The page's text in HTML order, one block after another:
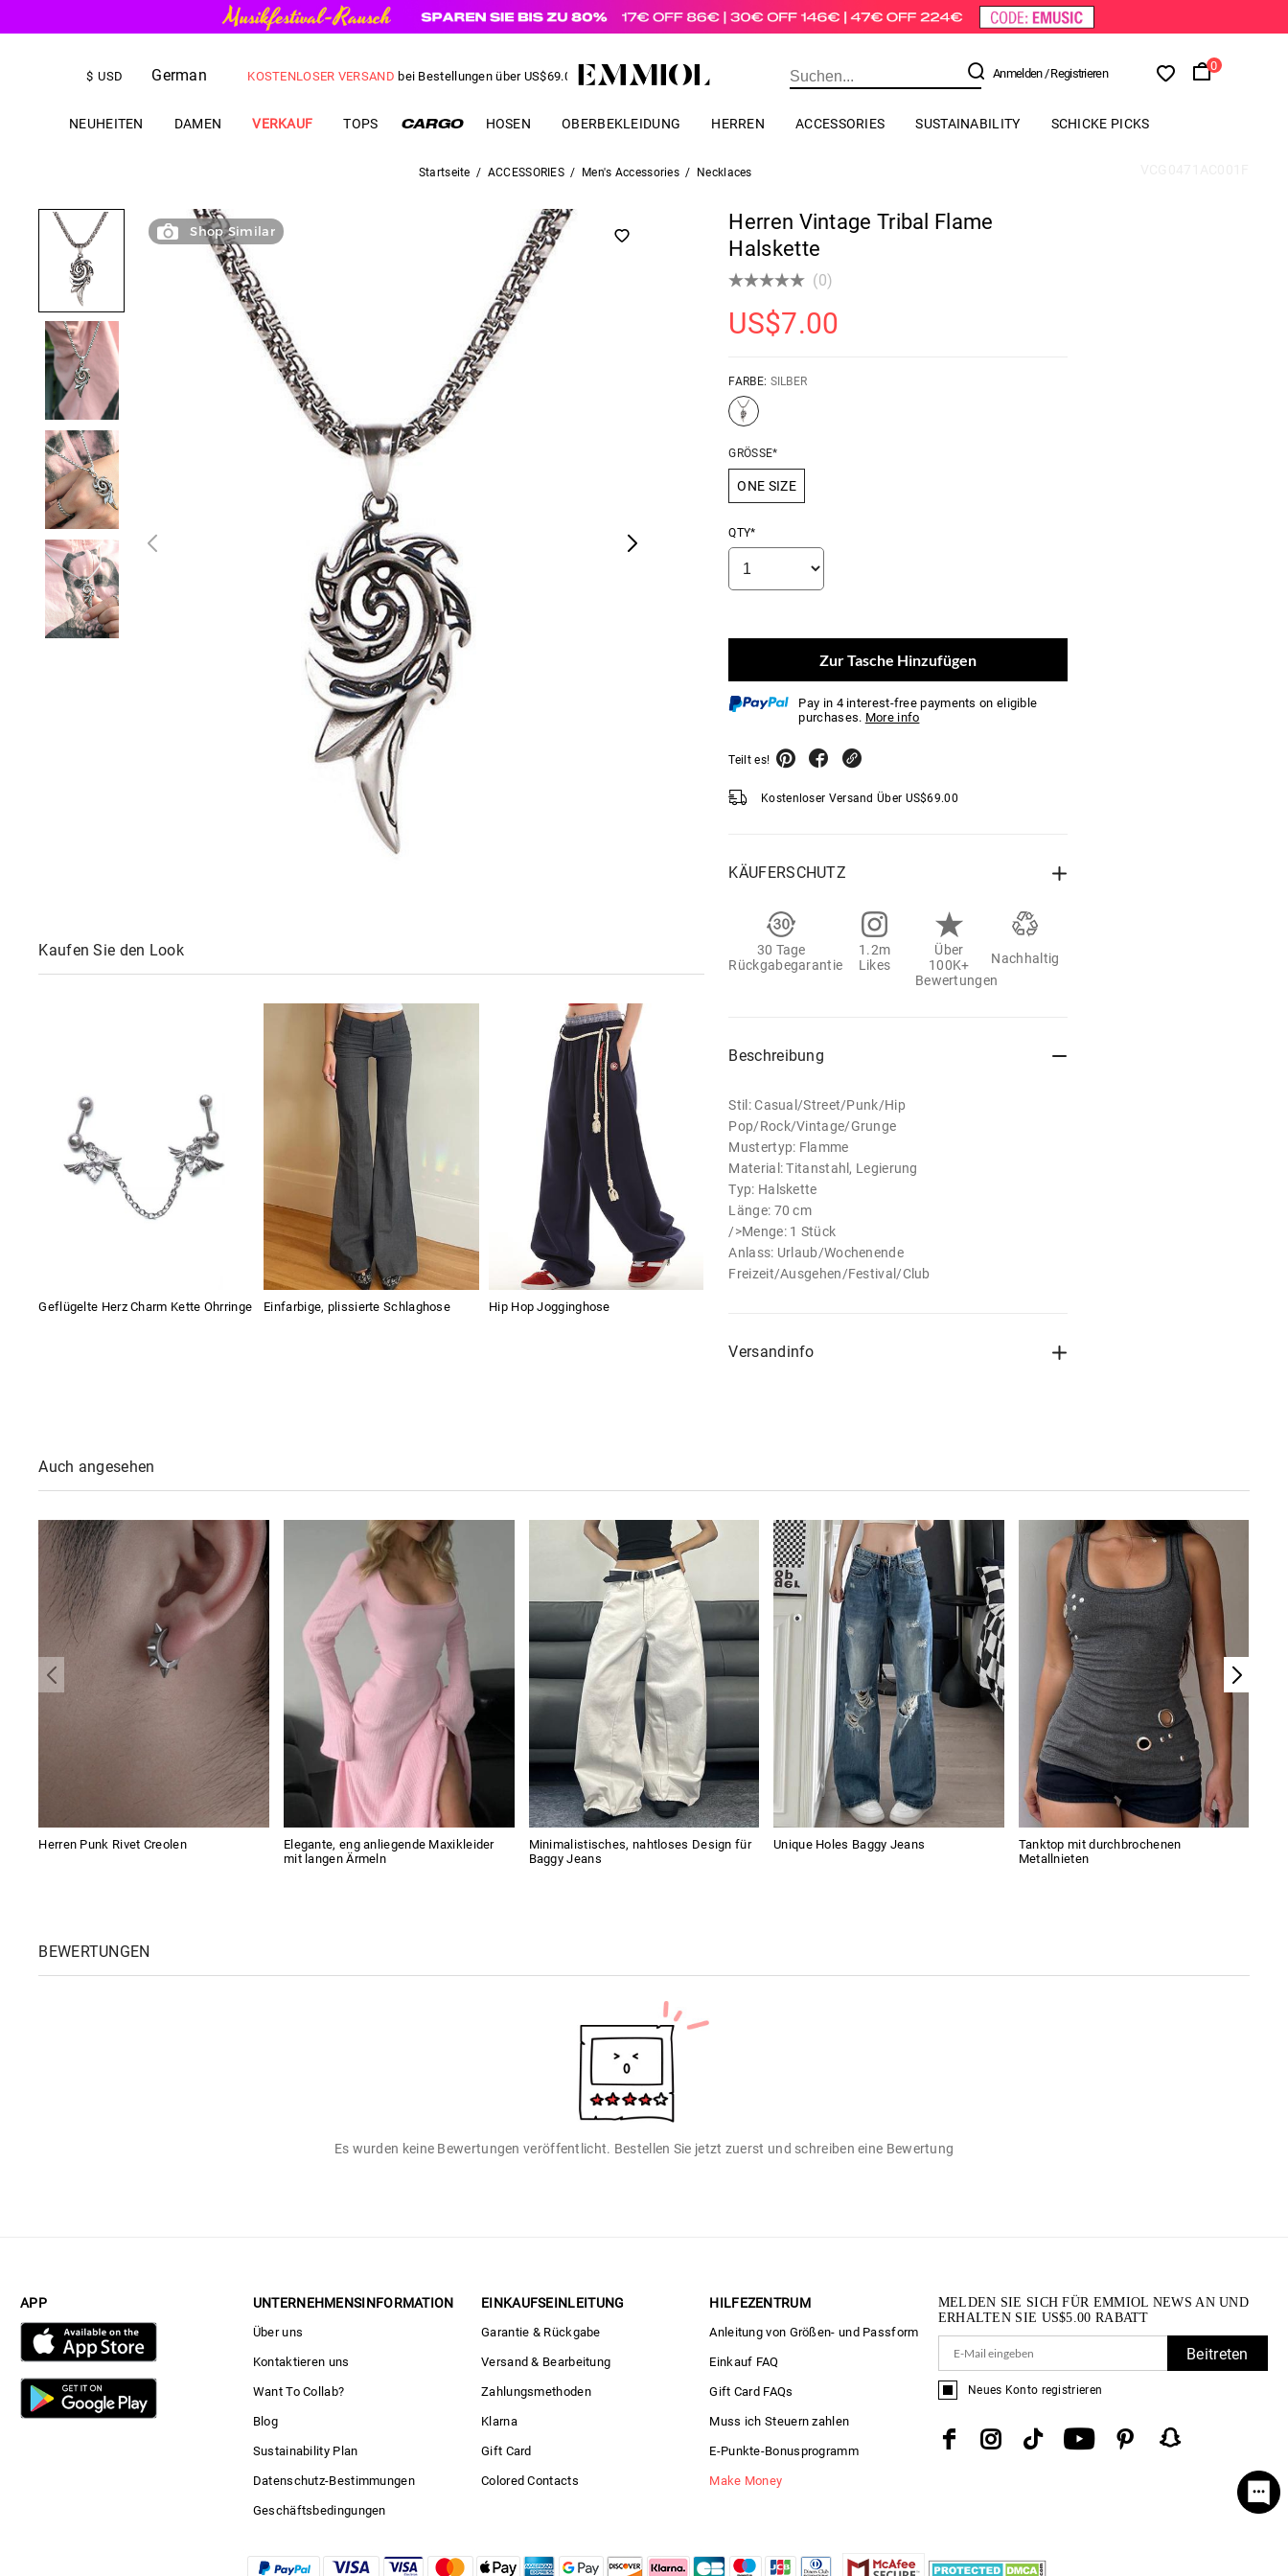
$ USD German
US$5.00RABATTIHRE ERSTE BESTELLUNG Anmelden/ Registrieren
0
NEUHEITEN DAMEN VERKAUF TOPS HOSEN OBERBEKLEIDUNG HERREN ACCESSORIES SUSTAINABILITY SCHICKE PICKS
Startseite / ACCESSORIES / Men's Accessories / Necklaces
Shop Similar
Kaufen Sie den Look
Geflügelte Herz Charm Kette Ohrringe Einfarbige, plissierte Schlaghose Hip Hop Jogginghose
Herren Vintage Tribal Flame
Halskette
(0)
US$7.00
FARBE: SILBER
GRÖSSE*
ONE SIZE
QTY*
Zur Tasche Hinzufügen
Pay in 4 interest-free payments on eligible
purchases. More info
Teilt es!
Kostenloser Versand Über US$69.00
KÄUFERSCHUTZ
30 Tage
Rückgabegarantie
1.2m
Likes
Über
100K+
Bewertungen
Nachhaltig
Beschreibung
Stil: Casual/Street/Punk/Hip
Pop/Rock/Vintage/Grunge
Mustertyp: Flamme
Material: Titanstahl, Legierung
Typ: Halskette
Länge: 70 cm
/>Menge: 1 Stück
Anlass: Urlaub/Wochenende
Freizeit/Ausgehen/Festival/Club
Versandinfo
Auch angesehen
Herren Punk Rivet Creolen
Elegante, eng anliegende Maxikleider
mit langen Ärmeln
Minimalistisches, nahtloses Design für
Baggy Jeans
Unique Holes Baggy Jeans
Tanktop mit durchbrochenen
Metallnieten
BEWERTUNGEN
Es wurden keine Bewertungen veröffentlicht. Bestellen Sie jetzt zuerst und schreiben eine Bewertung
APP UNTERNEHMENSINFORMATION
Über uns
Kontaktieren uns
Want To Collab?
Blog
Sustainability Plan
Datenschutz-Bestimmungen
Geschäftsbedingungen
EINKAUFSEINLEITUNG
Garantie & Rückgabe
Versand & Bearbeitung
Zahlungsmethoden
Klarna
Gift Card
Colored Contacts
HILFEZENTRUM
Anleitung von Größen- und Passform
Einkauf FAQ
Gift Card FAQs
Muss ich Steuern zahlen
E-Punkte-Bonusprogramm
Make Money
MELDEN SIE SICH FÜR EMMIOL NEWS AN UND
ERHALTEN SIE US$5.00 RABATT
Beitreten
Neues Konto registrieren